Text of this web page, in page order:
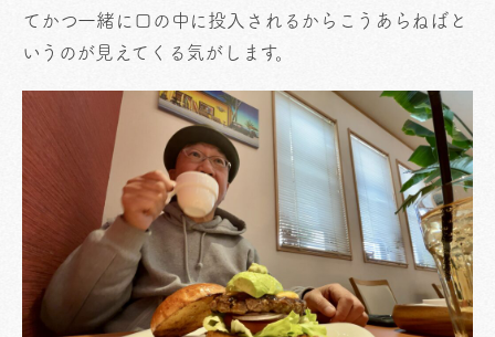
てかつ一緒に口の中に投入されるからこうあらねばと
いうのが見えてくる気がします。